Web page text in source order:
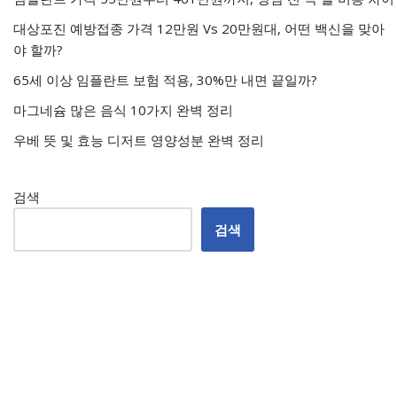
대상포진 예방접종 가격 12만원 Vs 20만원대, 어떤 백신을 맞아
야 할까?
65세 이상 임플란트 보험 적용, 30%만 내면 끝일까?
마그네슘 많은 음식 10가지 완벽 정리
우베 뜻 및 효능 디저트 영양성분 완벽 정리
검색
검색